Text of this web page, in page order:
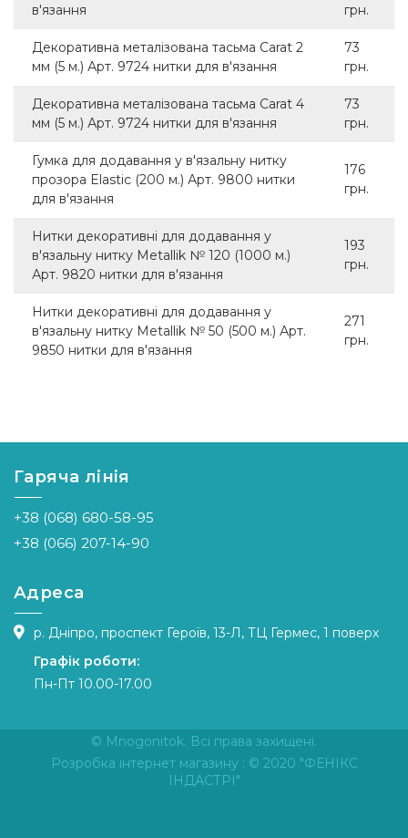
в'язання
грн.
Декоративна металізована тасьма Carat 2
мм (5 м.) Арт. 9724 нитки для в'язання
73
грн.
Декоративна металізована тасьма Carat 4
мм (5 м.) Арт. 9724 нитки для в'язання
73
грн.
Гумка для додавання у в'язальну нитку
прозора Elastic (200 м.) Арт. 9800 нитки
для в'язання
176
грн.
Нитки декоративні для додавання у
в'язальну нитку Metallik № 120 (1000 м.)
Арт. 9820 нитки для в'язання
193
грн.
Нитки декоративні для додавання у
в'язальну нитку Metallik № 50 (500 м.) Арт.
9850 нитки для в'язання
271
грн.
Гаряча лінія
+38 (068) 680-58-95
+38 (066) 207-14-90
Адреса
р. Дніпро, проспект Героїв, 13-Л, ТЦ Гермес, 1 поверх
Графік роботи:
Пн-Пт 10.00-17.00
© Mnogonitok. Всі права захищені.
Розробка інтернет магазину : © 2020 "ФЕНІКС
ІНДАСТРІ"